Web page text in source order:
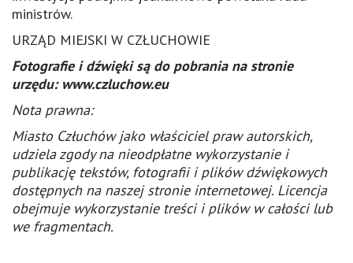
ministrów.
URZĄD MIEJSKI W CZŁUCHOWIE
Fotografie i dźwięki są do pobrania na stronie
urzędu: www.czluchow.eu
Nota prawna:
Miasto Człuchów jako właściciel praw autorskich,
udziela zgody na nieodpłatne wykorzystanie i
publikację tekstów, fotografii i plików dźwiękowych
dostępnych na naszej stronie internetowej. Licencja
obejmuje wykorzystanie treści i plików w całości lub
we fragmentach.